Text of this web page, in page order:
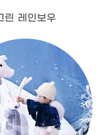
린 레인보우